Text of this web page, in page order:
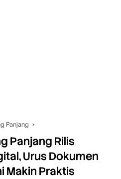
Panjang
Panjang Rilis
Urus Dokumen
Makin Praktis